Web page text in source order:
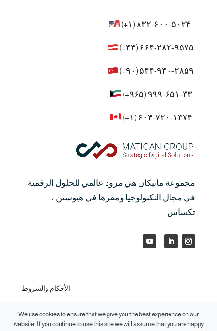
۸۳۲-۶۰۰-۵۰۲۴ (۱ +
)
+
)
۵۴۴-۹۴۰-۲۸۵۹ (۹۰ +
)
۹۹۹-۶۵۱-۳۳ (۹۶۵ +
)
۶۰۴-۷۲۰-۱۳۷۴ (۱ +
)
مجموعة ماتيكان هي مزود عالمي للحلول الرقمية
في مجال التكنولوجيا ومقرها في هيوستن ،
تكساس.
الأحكام والشروط
حقوق النشر ©2026 مجموعة ماتيكان ، جميع الحقوق محفوظة.
We use cookies to ensure that we give you the best experience on our
website. If you continue to use this site we will assume that you are happy